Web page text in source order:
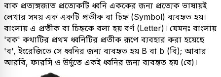
বাক প্রত্যঙ্গজাত প্রত্যেকটি ধ্বনি এককের জন্য প্রত্যেক ভাষায়ই
লেখার সময় এক একটি প্রতীক বা চিহ্ন (Symbol) ব্যবহৃত হয়।
বাংলায় এ প্রতীক বা চিহ্নকে বলা হয় বর্ণ (Letter)। যেমনঃ বাংলায়
'বক' কথাটির প্রথম ধ্বনিটির প্রতীক রূপে ব্যবহার করা হয়েছে
'ব', ইংরেজিতে সে ধ্বনির জন্য ব্যবহৃত হয় B বা b (বি); আবার
আরবি, ফারসি ও উর্দুতে একই ধ্বনির জন্য ব্যবহৃত হয় (বে)।